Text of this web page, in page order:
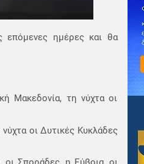
επόμενες ημέρες και θα
Μακεδονία, τη νύχτα οι
οι Δυτικές Κυκλάδες